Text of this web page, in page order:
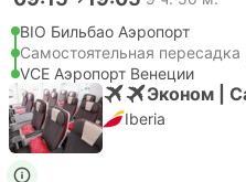
BIO Бильбао Аэропорт
Самостоятельная
VCE Аэропорт Венеции
Эконом |
Iberia